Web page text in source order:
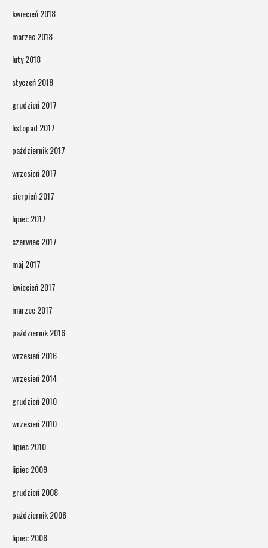
kwiecień 2018
marzec 2018
luty 2018
styczeń 2018
grudzień 2017
listopad 2017
październik 2017
wrzesień 2017
sierpień 2017
lipiec 2017
czerwiec 2017
maj 2017
kwiecień 2017
marzec 2017
październik 2016
wrzesień 2016
wrzesień 2014
grudzień 2010
wrzesień 2010
lipiec 2010
lipiec 2009
grudzień 2008
październik 2008
lipiec 2008